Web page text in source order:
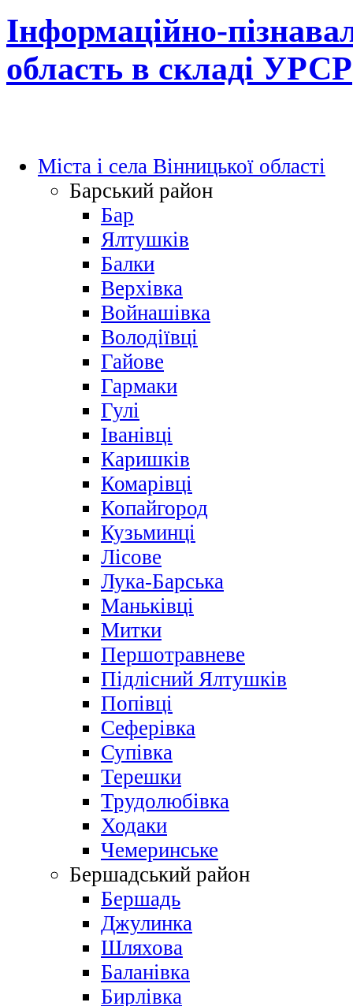
Інформаційно-
область в складі УРСР
Міста і села Вінницької області
Барський район
Бар
Ялтушків
Балки
Верхівка
Войнашівка
Володіївці
Гайове
Гармаки
Гулі
Іванівці
Каришків
Комарівці
Копайгород
Кузьминці
Лісове
Лука-Барська
Маньківці
Митки
Першотравневе
Підлісний Ялтушків
Попівці
Сеферівка
Супівка
Терешки
Трудолюбівка
Ходаки
Чемеринське
Бершадський район
Бершадь
Джулинка
Шляхова
Баланівка
Бирлівка